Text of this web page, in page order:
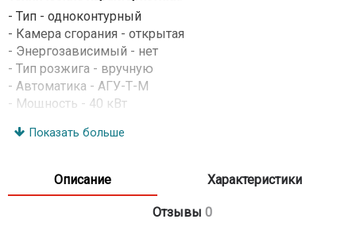
- Тип - одноконтурный
- Камера сгорания - открытая
- Энергозависимый - нет
- Тип розжига - вручную
- Автоматика - АГУ-Т-М
- Мощность - 40 кВт
- Теплообменник - стальной
- Диапазон регулирования температуры - 50-90 град.C
- Рабочее давление контура отопления - 0,2 МПа
Показать больше
Описание Характеристики
Отзывы 0